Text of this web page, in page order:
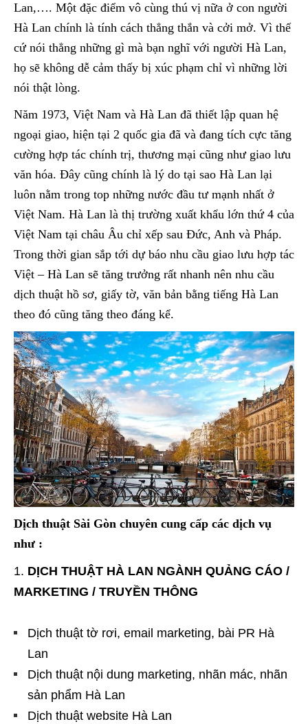
Lan,…. Một đặc điểm vô cùng thú vị nữa ở con người
Hà Lan chính là tính cách thẳng thắn và cởi mở. Vì thế
cứ nói thẳng những gì mà bạn nghĩ với người Hà Lan,
họ sẽ không dễ cảm thấy bị xúc phạm chỉ vì những lời
nói thật lòng.
Năm 1973, Việt Nam và Hà Lan đã thiết lập quan hệ
ngoại giao, hiện tại 2 quốc gia đã và đang tích cực tăng
cường hợp tác chính trị, thương mại cũng như giao lưu
văn hóa. Đây cũng chính là lý do tại sao Hà Lan lại
luôn nằm trong top những nước đầu tư mạnh nhất ở
Việt Nam. Hà Lan là thị trường xuất khẩu lớn thứ 4 của
Việt Nam tại châu Âu chỉ xếp sau Đức, Anh và Pháp.
Trong thời gian sắp tới dự báo nhu cầu giao lưu hợp tác
Việt – Hà Lan sẽ tăng trưởng rất nhanh nên nhu cầu
dịch thuật hồ sơ, giấy tờ, văn bản bằng tiếng Hà Lan
theo đó cũng tăng theo đáng kể.
Dịch thuật Sài Gòn chuyên cung cấp các dịch vụ
như :
DỊCH THUẬT HÀ LAN NGÀNH QUẢNG CÁO /
MARKETING / TRUYỀN THÔNG
Dịch thuật tờ rơi, email marketing, bài PR Hà
Lan
Dịch thuật nội dung marketing, nhãn mác, nhãn
sản phẩm Hà Lan
Dịch thuật website Hà Lan